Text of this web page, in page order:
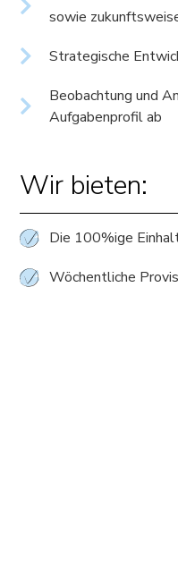
sowie
Strategische
Beobachtung und
Aufgabenprofil ab
Wir bieten:
Die 100%ige
Wöchentliche